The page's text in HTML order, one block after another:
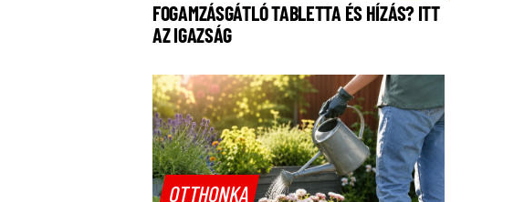
FOGAMZÁSGÁTLÓ TABLETTA ÉS HÍZÁS? ITT
AZ IGAZSÁG
OTTHONKA